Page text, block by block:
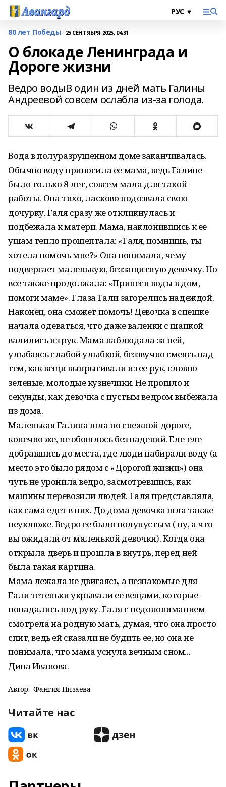
80 лет Победы 25 СЕНТЯБРЯ 2025, 04:31
О блокаде Ленинграда и
Дороге жизни
Ведро водыВ один из дней мать Галины
Андреевой совсем ослабла из-за голода.
Вода в полуразрушенном доме заканчивалась.
Обычно воду приносила ее мама, ведь Галине
было только 8 лет, совсем мала для такой
работы. Она тихо, ласково подозвала свою
дочурку. Галя сразу же откликнулась и
подбежала к матери. Мама, наклонившись к ее
ушам тепло прошептала: «Галя, помнишь, ты
хотела помочь мне?» Она понимала, чему
подвергает маленькую, беззащитную девочку. Но
все также продолжала: «Принеси воды в дом,
помоги маме». Глаза Гали загорелись надеждой.
Наконец, она сможет помочь! Девочка в спешке
начала одеваться, что даже валенки с шапкой
валились из рук. Мама наблюдала за ней,
улыбаясь слабой улыбкой, беззвучно смеясь над
тем, как вещи выпрыгивали из ее рук, словно
зеленые, молодые кузнечики. Не прошло и
секунды, как девочка с пустым ведром выбежала
из дома.
Маленькая Галина шла по снежной дороге,
конечно же, не обошлось без падений. Еле-еле
добравшись до места, где люди набирали воду (а
место это было рядом с «Дорогой жизни») она
чуть не уронила ведро, засмотревшись, как
машины перевозили людей. Галя представляла,
как сама едет в них. До дома девочка шла также
неуклюже. Ведро ее было полупустым ( ну, а что
вы ожидали от маленькой девочки). Когда она
открыла дверь и прошла в внутрь, перед ней
была такая картина.
Мама лежала не двигаясь, а незнакомые для
Гали тетеньки укрывали ее вещами, которые
попадались под руку. Галя с недопониманием
смотрела на родную мать, думая, что она просто
спит, ведь ей сказали не будить ее, но она не
понимала, что мама уснула вечным сном...
Дина Иванова.
Автор: Фангия Низаева
Читайте нас